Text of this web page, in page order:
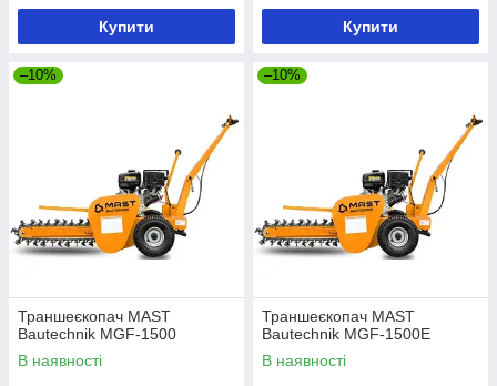
Купити Купити
–10%
Траншеєкопач MAST
Bautechnik MGF-1500
В наявності
–10%
Траншеєкопач MAST
Bautechnik MGF-1500E
В наявності